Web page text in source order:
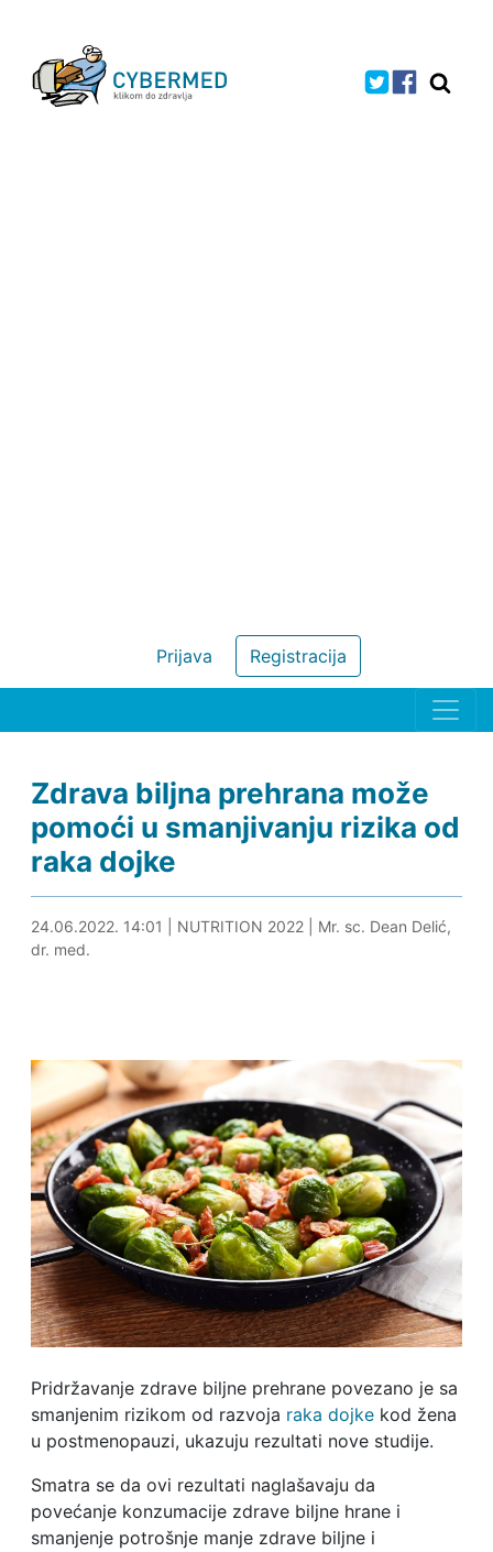
Registracija
Prijava
Zdrava biljna prehrana može
pomoći u smanjivanju rizika od
raka dojke
24.06.2022. 14:13
24.06.2022. 14:01 NUTRITION 2022| Mr. sc. Dean Delić,
dr. med.
Pridržavanje zdrave biljne prehrane povezano je sa
smanjenim rizikom od razvoja raka dojkekod žena
u postmenopauzi, ukazuju rezultati nove studije.
Smatra se da ovi rezultati naglašavaju da
povećanje konzumacije zdrave biljne hrane i
smanjenje potrošnje manje zdrave biljne i